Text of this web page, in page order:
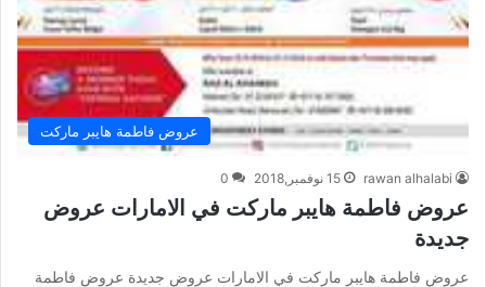
عروض فاطمة هايبر ماركت
rawan alhalabi 15 نوفمبر,2018 0
عروض فاطمة هايبر ماركت في الامارات عروض
جديدة
عروض فاطمة هايبر ماركت في الامارات عروض جديدة عروض فاطمة